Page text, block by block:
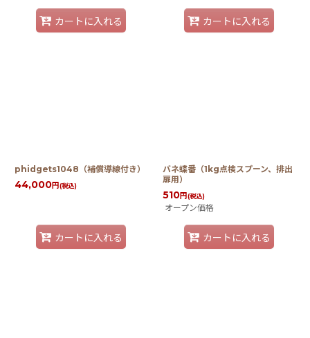
カートに入れる カートに入れる
phidgets1048（補償導線付き）
44,000円(税込)
カートに入れる
バネ蝶番（1kg点検スプーン、排出
扉用）
510円(税込)
オープン価格
カートに入れる